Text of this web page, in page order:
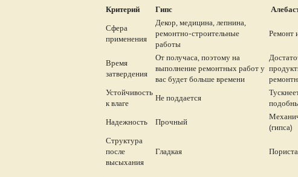
Критерий Гипс
Сфера
применения
Декор, медицина, лепнина,
ремонтно-строительные
работы
Ремонт
Время
затвердения
От получаса, поэтому на
выполнение ремонтных работ у
вас будет больше времени
Устойчивость
к влаге
Не поддается
Надежность
Прочный
(гипса)
Структура
после
высыхания
Гладкая